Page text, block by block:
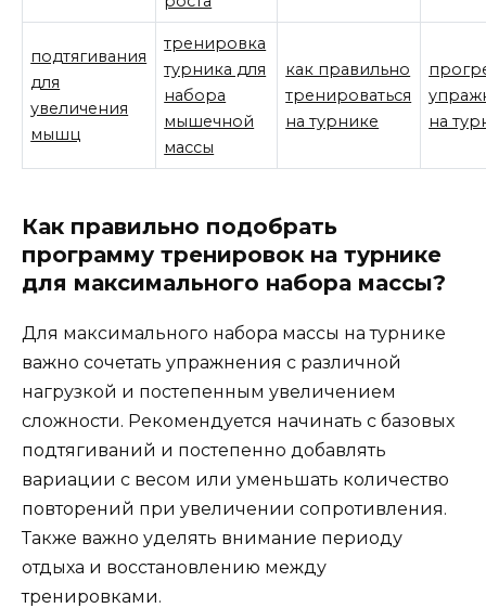
подтягивания
для
увеличения
мышц
тренировка
турника для
набора
мышечной
массы
как правильно
тренироваться
на турнике
на
Как правильно подобрать
программу тренировок на турнике
для максимального набора массы?
Для максимального набора массы на турнике
важно сочетать упражнения с различной
нагрузкой и постепенным увеличением
сложности. Рекомендуется начинать с базовых
подтягиваний и постепенно добавлять
вариации с весом или уменьшать количество
повторений при увеличении сопротивления.
Также важно уделять внимание периоду
отдыха и восстановлению между
тренировками.